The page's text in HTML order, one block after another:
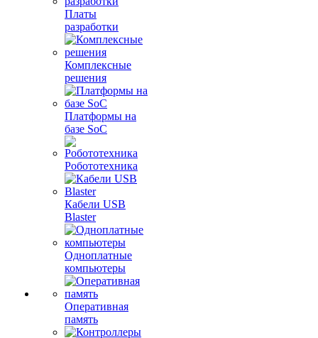
Платы
разработки
Комплексные
решения
Платформы на
базе SoC
Робототехника
Кабели USB
Blaster
Одноплатные
компьютеры
Оперативная
память